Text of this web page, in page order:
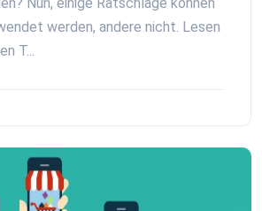
werden, andere nicht. Lesen
T...